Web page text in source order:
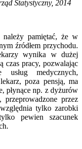
Statystyczny, 2014
pamiętać, że w
źródłem przychodu.
wynika w dużej
czas pracy, pozwalając
usług medycznych,
poza pensją, ma
płynące np. z dyżurów
przez
tylko zarobki
pewien szacunek